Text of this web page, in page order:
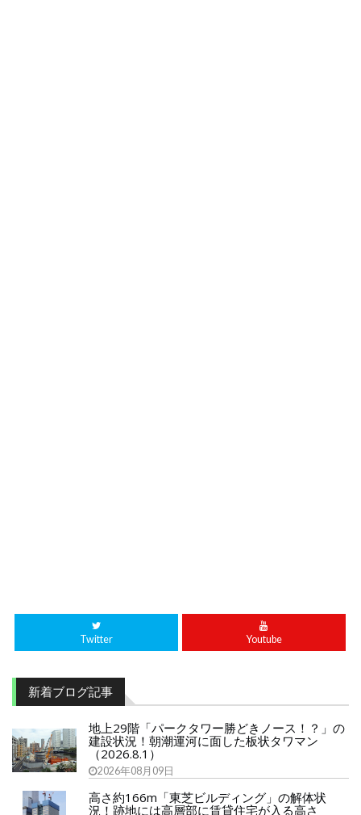
Twitter Youtube
新着ブログ記事
地上29階「パークタワー勝どきノース！？」の
建設状況！朝潮運河に面した板状タワマン
（2026.8.1）
2026年08月09日
高さ約166m「東芝ビルディング」の解体状
況！跡地には高層部に賃貸住宅が入る高さ